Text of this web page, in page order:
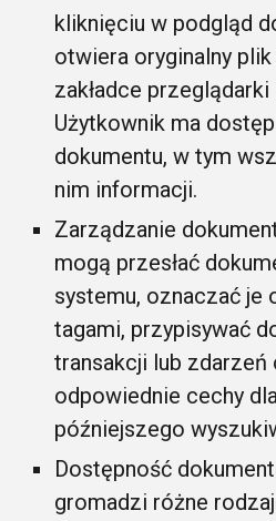
kliknięciu w podgląd
otwiera oryginalny
zakładce
Użytkownik ma
dokumentu, w tym
nim informacji.
Zarządzanie
mogą przesłać
systemu, oznaczać je
tagami, przypisywać
transakcji lub zdarzeń
odpowiednie cechy
późniejszego
Dostępność
gromadzi różne